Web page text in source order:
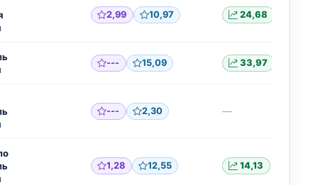
2,99 10,97 24,68
--- 15,09 33,97
--- 2,30 —
1,28 12,55 14,13